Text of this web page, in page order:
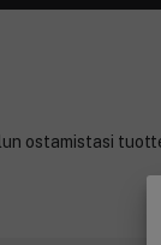
ostamistasi